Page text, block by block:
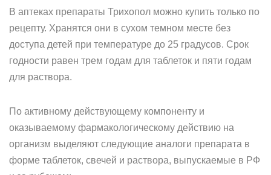
В аптеках препараты Трихопол можно купить только по
рецепту. Хранятся они в сухом темном месте без
доступа детей при температуре до 25 градусов. Срок
годности равен трем годам для таблеток и пяти годам
для раствора.
По активному действующему компоненту и
оказываемому фармакологическому действию на
организм выделяют следующие аналоги препарата в
форме таблеток, свечей и раствора, выпускаемые в РФ